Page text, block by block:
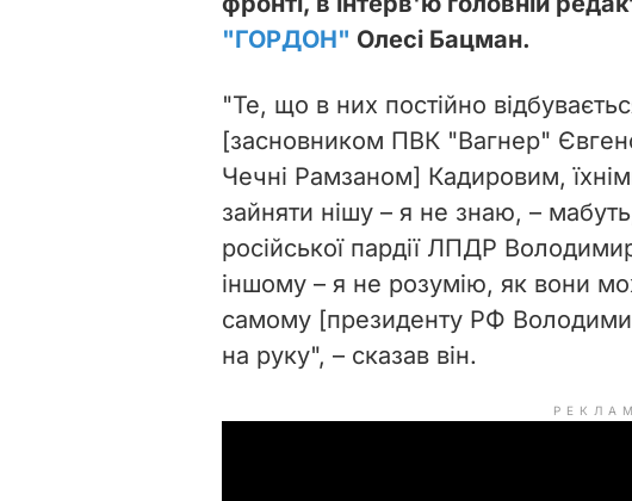
"ГОРДОН" Олесі Бацман.
"Те, що в них постійно
[засновником ПВК "Вагнер"
Чечні Рамзаном] Кадировим,
зайняти нішу – я не знаю, –
російської пардії ЛПДР
іншому – я не розумію, як вони
самому [президенту РФ
на руку", – сказав він.